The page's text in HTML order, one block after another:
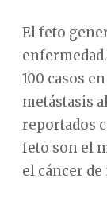
El feto
100 casos
metástasis
reportados
feto son el
el cáncer de